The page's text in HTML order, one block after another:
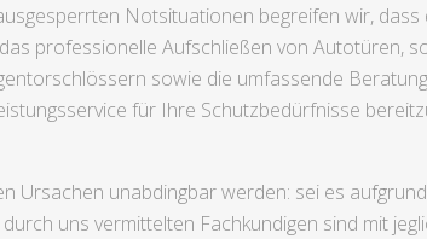
Notsituationen begreifen wir,
professionelle Aufschließen von Autotüren,
sowie die umfassende
für Ihre Schutzbedürfnisse
Ursachen unabdingbar werden: sei es
uns vermittelten Fachkundigen sind mit